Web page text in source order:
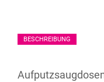
BESCHREIBUNG